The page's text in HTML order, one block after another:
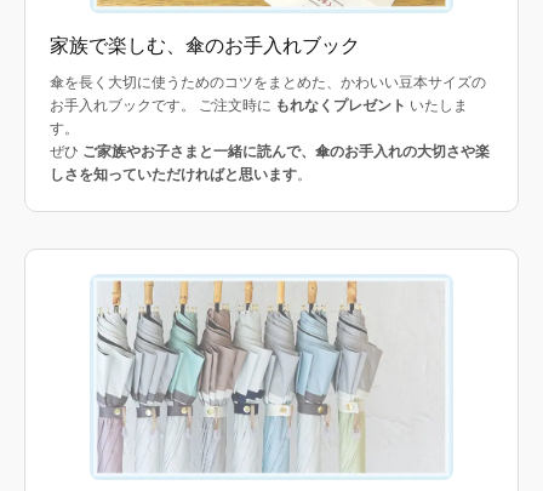
家族で楽しむ、傘のお手入れブック
傘を長く大切に使うためのコツをまとめた、かわいい豆本サイズの
お手入れブックです。 ご注文時に もれなくプレゼント いたしま
す。
ぜひ ご家族やお子さまと一緒に読んで、傘のお手入れの大切さや楽
しさを知っていただければと思います。